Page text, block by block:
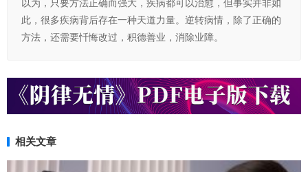
以为，只要方法正确而强大，疾病都可以治愈，但事实并非如
此，很多疾病背后存在一种天道力量。逆转病情，除了正确的
方法，还需要忏悔改过，积德善业，消除业障。
相关文章